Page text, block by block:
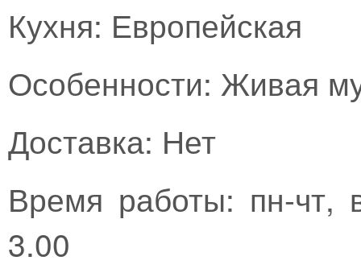
Кухня: Европейская
Особенности: Живая
Доставка: Нет
Время работы: пн-чт,
3.00